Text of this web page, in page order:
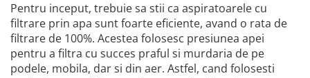
Accesorii aspiratoare
Accesorii dispozitive profesionale
Carduri Cadou
Pentru inceput, trebuie sa stii ca aspiratoarele cu
filtrare prin apa sunt foarte eficiente, avand o rata de
filtrare de 100%. Acestea folosesc presiunea apei
pentru a filtra cu succes praful si murdaria de pe
podele, mobila, dar si din aer. Astfel, cand folosesti